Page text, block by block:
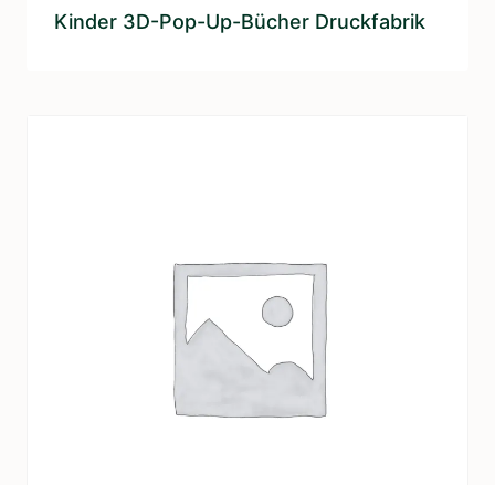
Kinder 3D-Pop-Up-Bücher Druckfabrik